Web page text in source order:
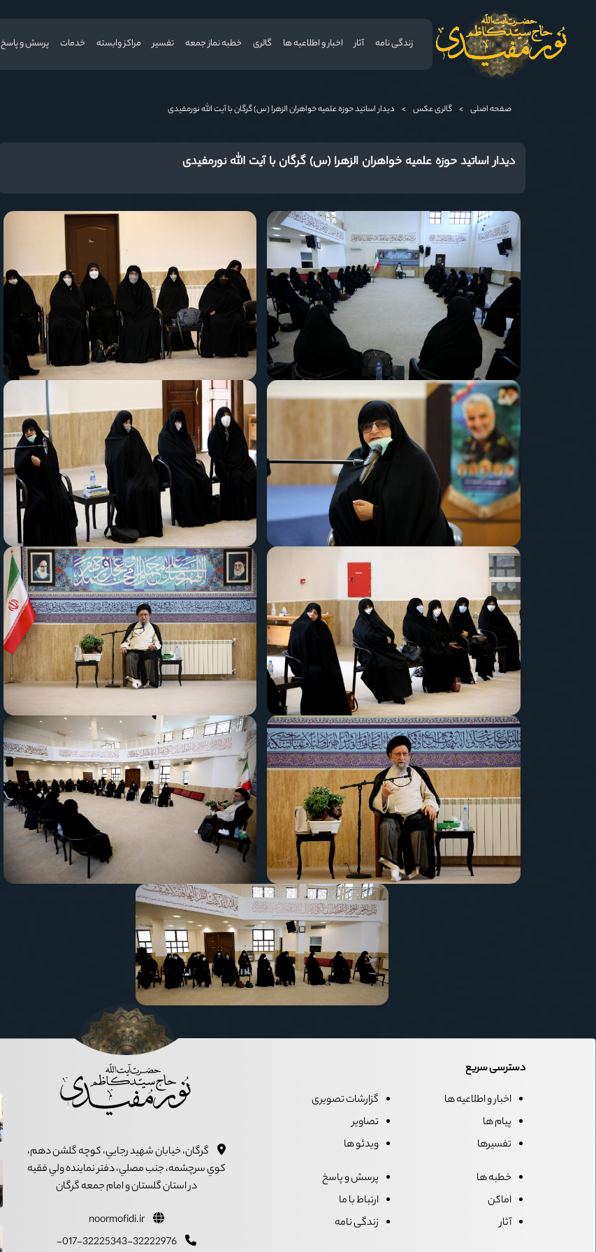
زندگی نامه آثار اخبار و اطلاعیه ها گالری خطبه نماز جمعه تفسیر مراکز وابسته خدمات پرسش و پاسخ
صفحه اصلی > گالری عکس > دیدار اساتید حوزه علمیه خواهران الزهرا (س) گرگان با آیت الله نورمفیدی
دیدار اساتید حوزه علمیه خواهران الزهرا (س) گرگان با آیت الله نورمفیدی
دسترسی سریع
اخبار و اطلاعیه ها
پیام ها
تفسیرها
گزارشات تصویری
تصاویر
ویدئو ها
خطبه ها
اماکن
آثار
پرسش و پاسخ
ارتباط با ما
زندگی نامه
گرگان، خيابان شهيد رجايي، کوچه گلشن دهم،
کوي سرچشمه، جنب مصلي، دفتر نماينده ولي فقيه
در استان گلستان و امام جمعه گرگان